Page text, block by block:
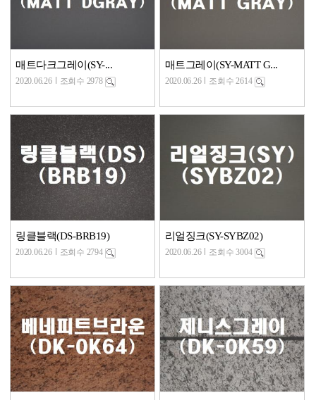
매트다크그레이(SY-...
2020.06.26 조회수 2978
매트그레이(SY-MATT G...
2020.06.26 조회수 2614
링클블랙(DS-BRB19)
2020.06.26 조회수 2794
리얼징크(SY-SYBZ02)
2020.06.26 조회수 3004